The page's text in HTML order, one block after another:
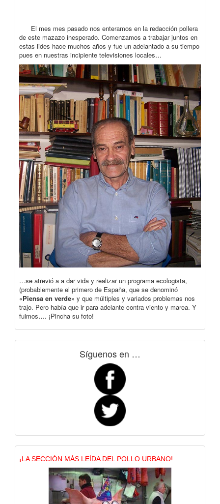
El mes mes pasado nos enteramos en la redacción pollera
de este mazazo inesperado. Comenzamos a trabajar juntos en
estas lides hace muchos años y fue un adelantado a su tiempo
pues en nuestras incipiente televisiones locales…
…se atrevió a a dar vida y realizar un programa ecologista,
(probablemente el primero de España, que se denominó
«Piensa en verde» y que múltiples y variados problemas nos
trajo. Pero había que ir para adelante contra viento y marea. Y
fuimos…. ¡Pincha su foto!
Síguenos en …
¡LA SECCIÓN MÁS LEÍDA DEL POLLO URBANO!